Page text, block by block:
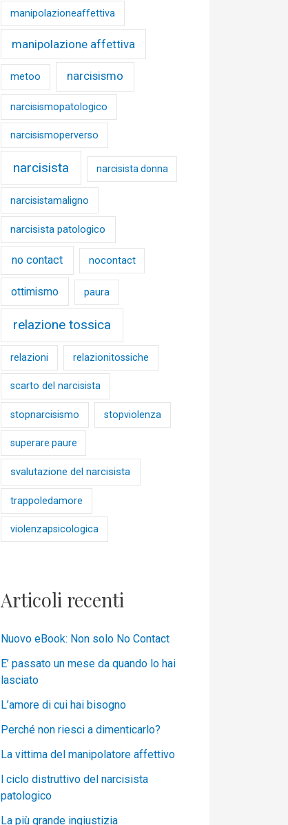
manipolazioneaffettiva
manipolazione affettiva
metoo narcisismo
narcisismopatologico
narcisismoperverso
narcisista narcisista donna
narcisistamaligno
narcisista patologico
no contact nocontact
ottimismo paura
relazione tossica
relazioni relazionitossiche
scarto del narcisista
stopnarcisismo stopviolenza
superare paure
svalutazione del narcisista
trappoledamore
violenzapsicologica
Articoli recenti
Nuovo eBook: Non solo No Contact
E’ passato un mese da quando lo hai
lasciato
L’amore di cui hai bisogno
Perché non riesci a dimenticarlo?
La vittima del manipolatore affettivo
l ciclo distruttivo del narcisista
patologico
La più grande ingiustizia